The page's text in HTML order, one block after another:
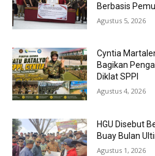
Berbasis
Agustus 5, 2026
Cyntia
Bagikan
Diklat SPPI
Agustus 4, 2026
HGU Disebut
Buay Bulan
Agustus 1, 2026